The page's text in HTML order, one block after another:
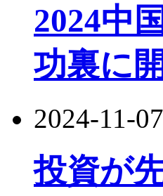
2024中
功裏に
2024-11-07
投資が